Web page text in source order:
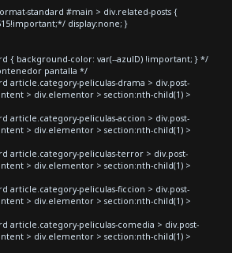
standard #main > div.related-posts {
display:none; }
{ background-color: var(--azulD) !important; } */
pantalla */
article.category-peliculas-drama > div.post-
> div.elementor > section:nth-child(1) >
article.category-peliculas-accion > div.post-
> div.elementor > section:nth-child(1) >
article.category-peliculas-terror > div.post-
> div.elementor > section:nth-child(1) >
article.category-peliculas-ficcion > div.post-
> div.elementor > section:nth-child(1) >
article.category-peliculas-comedia > div.post-
> div.elementor > section:nth-child(1) >